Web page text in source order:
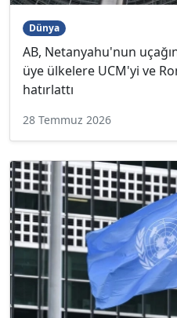
Dünya
AB, Netanyahu'nun
üye ülkelere UCM'yi ve
hatırlattı
28 Temmuz 2026